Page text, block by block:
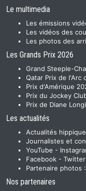
Le multimedia
Les émissions
Les vidéos des
Les photos des
Les Grands Prix 2026
Grand Steeple-
Qatar Prix de l'Arc
Prix d'Amérique
Prix du Jockey
Prix de Diane
Les actualités
Actualités
Journalistes et
YouTube -
Facebook - Twitter
Partenaire photos :
Nos partenaires